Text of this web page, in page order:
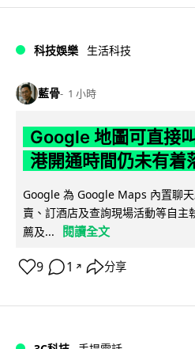
科技娛樂 生活科技
藍骨 1 小時
Google 地圖可直接
港開通時間仍未有着
Google 為 Google Maps 內置聊
賣、訂酒店及查詢現場活動等自主
薦及...
閱讀全文
9 1 ↗ 分享